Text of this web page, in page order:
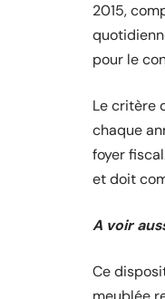
2015,
pour le
Le critère
chaque
foyer
et doit
A voir
Ce